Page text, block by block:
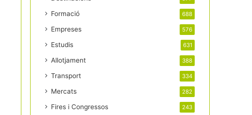
Formació 688
Empreses 576
Estudis 631
Allotjament 388
Transport 334
Mercats 282
Fires i Congressos 243